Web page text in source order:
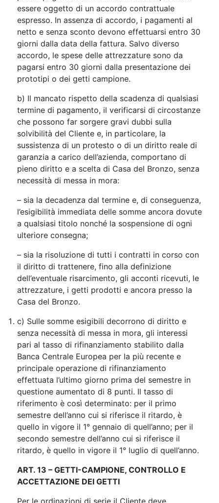
essere oggetto di un accordo contrattuale
espresso. In assenza di accordo, i pagamenti al
netto e senza sconto devono effettuarsi entro 30
giorni dalla data della fattura. Salvo diverso
accordo, le spese delle attrezzature sono da
pagarsi entro 30 giorni dalla presentazione dei
prototipi o dei getti campione.
b) Il mancato rispetto della scadenza di qualsiasi
termine di pagamento, il verificarsi di circostanze
che possono far sorgere gravi dubbi sulla
solvibilità del Cliente e, in particolare, la
sussistenza di un protesto o di un diritto reale di
garanzia a carico dell’azienda, comportano di
pieno diritto e a scelta di Casa del Bronzo, senza
necessità di messa in mora:
– sia la decadenza dal termine e, di conseguenza,
l’esigibilità immediata delle somme ancora dovute
a qualsiasi titolo nonché la sospensione di ogni
ulteriore consegna;
– sia la risoluzione di tutti i contratti in corso con
il diritto di trattenere, fino alla definizione
dell’eventuale risarcimento, gli acconti ricevuti, le
attrezzature, i getti prodotti e ancora presso la
Casa del Bronzo.
c) Sulle somme esigibili decorrono di diritto e
senza necessità di messa in mora, gli interessi
pari al tasso di rifinanziamento stabilito dalla
Banca Centrale Europea per la più recente e
principale operazione di rifinanziamento
effettuata l’ultimo giorno prima del semestre in
questione aumentato di 8 punti. Il tasso di
riferimento è così determinato: per il primo
semestre dell’anno cui si riferisce il ritardo, è
quello in vigore il 1° gennaio di quell’anno; per il
secondo semestre dell’anno cui si riferisce il
ritardo, è quello in vigore il 1° luglio di quell’anno.
ART. 13 – GETTI-CAMPIONE, CONTROLLO E
ACCETTAZIONE DEI GETTI
Per le ordinazioni di serie il Cliente deve